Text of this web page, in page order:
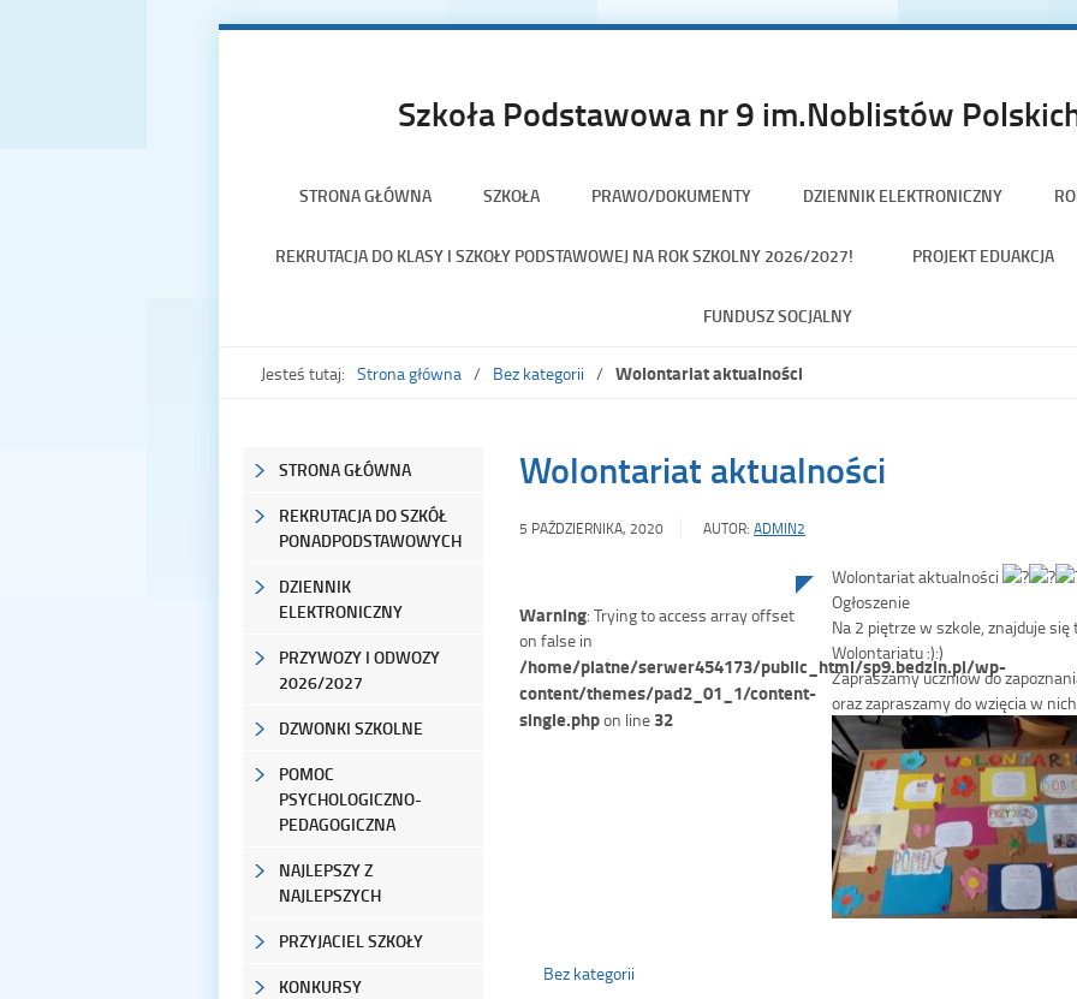
Szkoła Podstawowa nr 9 im.Noblistów
STRONA GŁÓWNA SZKOŁA PRAWO/DOKUMENTY DZIENNIK ELEKTRONICZNY
REKRUTACJA DO KLASY I SZKOŁY PODSTAWOWEJ NA ROK SZKOLNY 2026/2027! PROJEKT EDUAKCJA
FUNDUSZ SOCJALNY
Jesteś tutaj: Strona główna Bez kategorii Wolontariat aktualności
STRONA GŁÓWNA
REKRUTACJA DO SZKÓŁ
PONADPODSTAWOWYCH
DZIENNIK
ELEKTRONICZNY
PRZYWOZY I ODWOZY
2026/2027
DZWONKI SZKOLNE
POMOC
PSYCHOLOGICZNO-
PEDAGOGICZNA
NAJLEPSZY Z
NAJLEPSZYCH
PRZYJACIEL SZKOŁY
KONKURSY
Wolontariat aktualności
5 PAŹDZIERNIKA, 2020 AUTOR: ADMIN2
Warning: Trying to access array offset
on false in
/home/platne/serwer454173/public_html/sp9.bedzin.pl/wp-
content/themes/pad2_01_1/content-
single.phpon line 32
Wolontariat aktualności
Ogłoszenie
Na 2 piętrze w szkole, znajduje
Wolontariatu :):)
Zapraszamy uczniów do
oraz zapraszamy do wzięcia w nich
Bez kategorii